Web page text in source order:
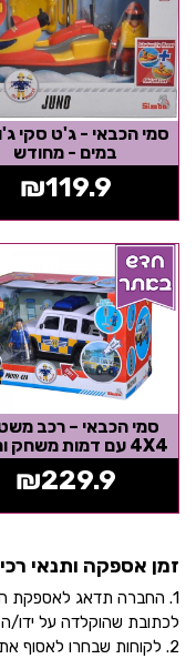
סמי הכבאי - ג'ט סקי
במים - מחודש
₪119.9
סמי הכבאי – רכב
4X4 עם דמות משחק ורמזור
₪229.9
זמן אספקה ותנאי
לכתובת שהוקלדה על ידו/
2. לקוחות שבחרו לאסוף